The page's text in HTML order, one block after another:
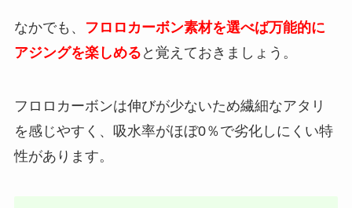
なかでも、
フロロカーボン素材を選べば万能的に
アジングを楽しめる と覚えておきましょう。
フロロカーボンは伸びが少ないため繊細なアタリ
を感じやすく、吸水率がほぼ0％で劣化しにくい特
性があります。